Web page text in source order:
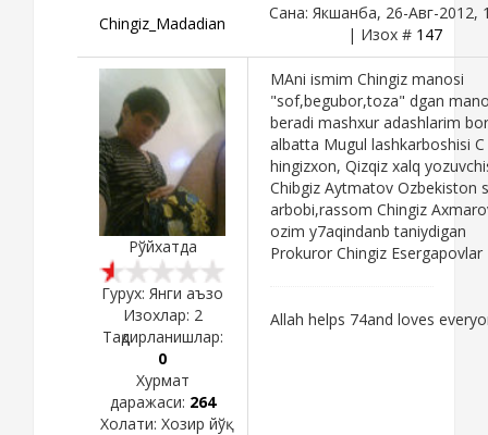
Chingiz_Madadian
Сана: Якшанба, 26-Авг-2012,
| Изох # 147
Рўйхатда
Гурух: Янги аъзо
Изохлар: 2
Тақдирланишлар:
0
Хурмат
даражаси: 264
Холати: Хозир йўқ
MAni ismim Chingiz manosi
"sof,begubor,toza" dgan
beradi mashxur adashlarim bor
albatta Mugul lashkarboshisi C
hingizxon, Qizqiz xalq
Chibgiz Aytmatov Ozbekiston
arbobi,rassom Chingiz
ozim y7aqindanb taniydigan
Prokuror Chingiz Esergapovlar
Allah helps 74and loves